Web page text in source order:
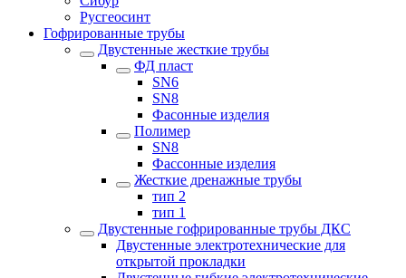
Русгеосинт
Гофрированные трубы
Двустенные жесткие трубы
ФД пласт
SN6
SN8
Фасонные изделия
Полимер
SN8
Фассонные изделия
Жесткие дренажные трубы
тип 2
тип 1
Двустенные гофрированные трубы ДКС
Двустенные электротехнические для
открытой прокладки